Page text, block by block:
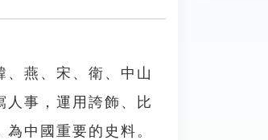
燕、宋、衛、中山
人事，運用誇飾、比
中國重要的史料。